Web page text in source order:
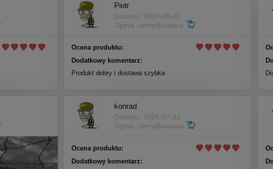
Piotr
Dodano: 2026-08-05
Opinia zweryfikowana
Ocena produktu:
Dodatkowy komentarz:
Produkt dobry i dostawa szybka
konrad
Dodano: 2026-07-31
Opinia zweryfikowana
Ocena produktu:
Dodatkowy komentarz: